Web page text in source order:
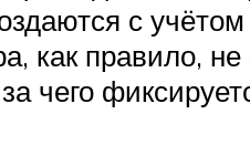
с
как правило,
чего